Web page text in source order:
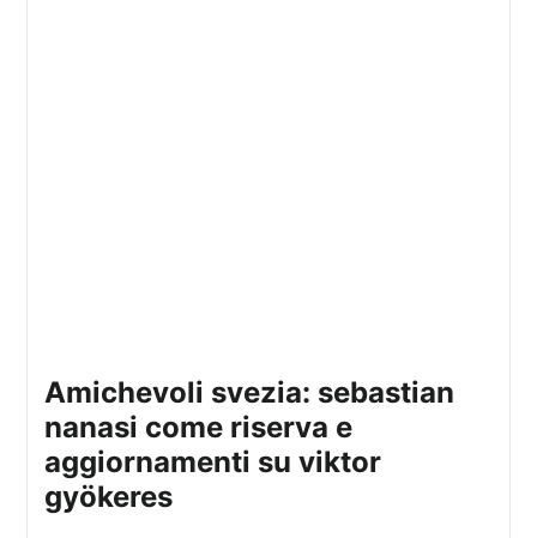
amichevoli svezia: sebastian
nanasi come riserva e
aggiornamenti su viktor
gyökeres